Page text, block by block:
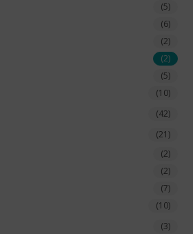
(5)
(6)
(2)
(2)
(5)
(10)
(42)
(21)
(2)
(2)
(7)
(10)
(3)